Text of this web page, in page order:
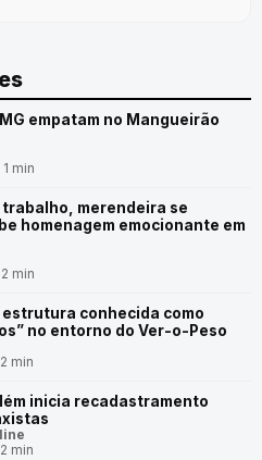
empatam no Mangueirão
min
trabalho, merendeira se
homenagem emocionante em
min
conhecida como
no entorno do Ver-o-Peso
min
inicia recadastramento
min